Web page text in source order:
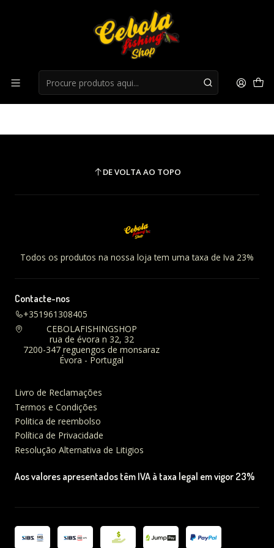
cutelaria
cutelaria
DE VOLTA AO TOPO
Todos os produtos na nossa loja tem uma taxa de Iva 23%
Contacte-nos
+351961308405
CEBOLAFISHINGSHOP
rua de évora n 32, 32
7200-347 reguengos de monsaraz
Évora - Portugal
Livro de Reclamações
Termos e Condições
Politica de reembolso
Política de Privacidade
Resolução Alternativa de Litigios
Aos valores apresentados têm IVA à taxa legal em vigor 23%